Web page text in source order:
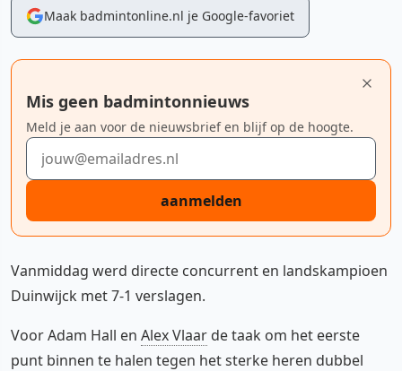
Maak badmintonline.nl je Google-favoriet
Mis geen badmintonnieuws
Meld je aan voor de nieuwsbrief en blijf op de hoogte.
E-mailadres
aanmelden
Vanmiddag werd directe concurrent en landskampioen
Duinwijck met 7-1 verslagen.
Voor Adam Hall en Alex Vlaar de taak om het eerste
punt binnen te halen tegen het sterke heren dubbel